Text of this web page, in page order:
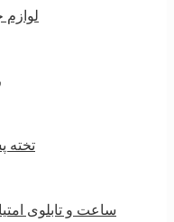
لوازم
تخته
ساعت و تابلوی